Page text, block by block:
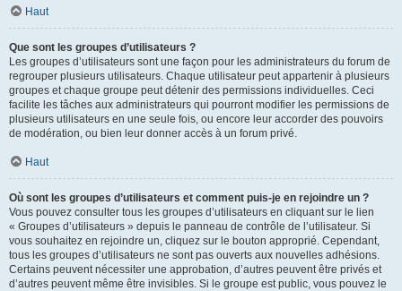
Haut
Que sont les groupes d’utilisateurs ?
Les groupes d’utilisateurs sont une façon pour les administrateurs du forum de
regrouper plusieurs utilisateurs. Chaque utilisateur peut appartenir à plusieurs
groupes et chaque groupe peut détenir des permissions individuelles. Ceci
facilite les tâches aux administrateurs qui pourront modifier les permissions de
plusieurs utilisateurs en une seule fois, ou encore leur accorder des pouvoirs
de modération, ou bien leur donner accès à un forum privé.
Haut
Où sont les groupes d’utilisateurs et comment puis-je en rejoindre un ?
Vous pouvez consulter tous les groupes d’utilisateurs en cliquant sur le lien
« Groupes d’utilisateurs » depuis le panneau de contrôle de l’utilisateur. Si
vous souhaitez en rejoindre un, cliquez sur le bouton approprié. Cependant,
tous les groupes d’utilisateurs ne sont pas ouverts aux nouvelles adhésions.
Certains peuvent nécessiter une approbation, d’autres peuvent être privés et
d’autres peuvent même être invisibles. Si le groupe est public, vous pouvez le